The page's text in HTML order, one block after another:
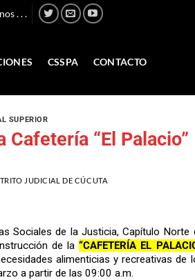
. . .
CSSPA CONTACTO
SUPERIOR
Cafetería “El Palacio”
JUDICIAL DE CÚCUTA
Sociales de la Justicia, Capítulo Norte
de la“CAFETERÍA EL
alimenticias y recreativas de
a partir de las 09:00 a.m.